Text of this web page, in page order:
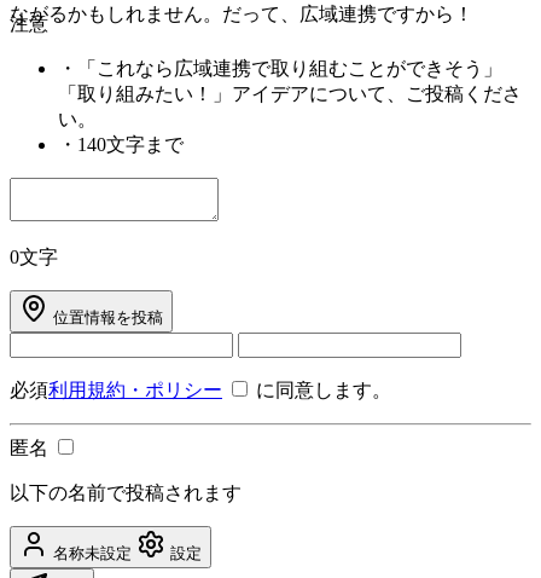
ながるかもしれません。だって、広域連携ですから！
注意
・
「これなら広域連携で取り組むことができそう」
「取り組みたい！」アイデアについて、ご投稿くださ
い。
・ 140文字まで
0文字
位置情報を投稿
必須利用規約・ポリシー に同意します。
匿名
以下の名前で投稿されます
名称未設定 設定